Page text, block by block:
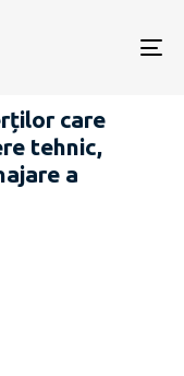
care
tehnic,
a